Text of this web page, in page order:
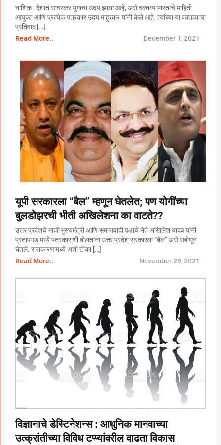
नाशिक : देशात सावरकर युगाचा उदय झाला आहे, असे वक्तव्य भारताचे माहिती
आयुक्त आणि प्रत्येक पत्रकार उदय माहुरकर यांनी केले आहे. त्यांच्या या वक्तव्याचा
प्रतिवाद […]
Read More..
December 1, 2021
यूपी सरकारला “बैल” म्हणून घेतलेत; पण योगींच्या
बुलडोझरची भीती अखिलेशना का वाटते??
उत्तर प्रदेशचे माजी मुख्यमंत्री आणि समाजवादी पक्षाचे नेते अखिलेश यादव यांनी
प्रतापगड मध्ये पत्रकारांशी बोलताना उत्तर प्रदेश सरकारला “बैल” असे संबोधून
घेतले. राजकारणामध्ये अशी टीका […]
Read More..
November 29, 2021
विज्ञानाचे डेस्टिनेशन्स : आधुनिक मानवाच्या
उत्क्रांतीच्या विविध टप्प्यांवरील वाढता विकास